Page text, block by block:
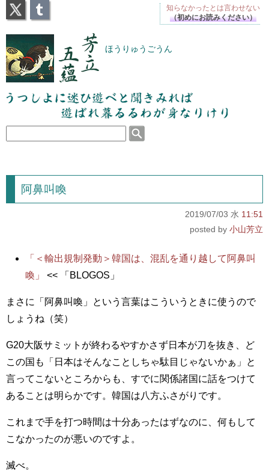
芳立五蘊 ほうりゅうごうん
うつしよに迷ひ遊べと聞きみれば遊ばれ暮るるわが
身なりけり
阿鼻叫喚
2019/07/03 水 11:51
小山芳立
「＜輸出規制発動＞韓国は、混乱を通り越して阿鼻叫
喚」
<< 「BLOGOS」
まさに「阿鼻叫喚」という言葉はこういうときに使うので
しょうね（笑）
G20大阪サミットが終わるやすかさず日本が刀を抜き、ど
この国も「日本はそんなことしちゃ駄目じゃないかぁ」と
言ってこないところからも、すでに関係諸国に話をつけて
あることは明らかです。韓国は八方ふさがりです。
これまで手を打つ時間は十分あったはずなのに、何もして
こなかったのが悪いのですよ。
滅べ。
知らなかったとは言わせない
（初めにお読みください）
X Tumblr